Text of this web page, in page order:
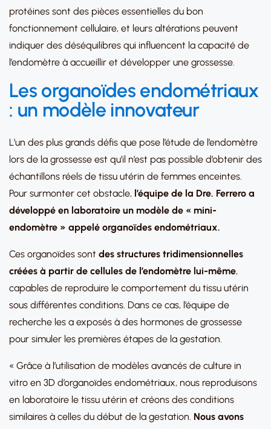
protéines sont des pièces essentielles du bon
fonctionnement cellulaire, et leurs altérations peuvent
indiquer des déséquilibres qui influencent la capacité de
l’endomètre à accueillir et développer une grossesse.
Les organoïdes endométriaux
: un modèle innovateur
L’un des plus grands défis que pose l’étude de l’endomètre
lors de la grossesse est qu’il n’est pas possible d’obtenir des
échantillons réels de tissu utérin de femmes enceintes.
Pour surmonter cet obstacle, l’équipe de la Dre. Ferrero a
développé en laboratoire un modèle de « mini-
endomètre » appelé organoïdes endométriaux.
Ces organoïdes sont des structures tridimensionnelles
créées à partir de cellules de l’endomètre lui-même,
capables de reproduire le comportement du tissu utérin
sous différentes conditions. Dans ce cas, l’équipe de
recherche les a exposés à des hormones de grossesse
pour simuler les premières étapes de la gestation.
« Grâce à l’utilisation de modèles avancés de culture in
vitro en 3D d’organoïdes endométriaux, nous reproduisons
en laboratoire le tissu utérin et créons des conditions
similaires à celles du début de la gestation. Nous avons